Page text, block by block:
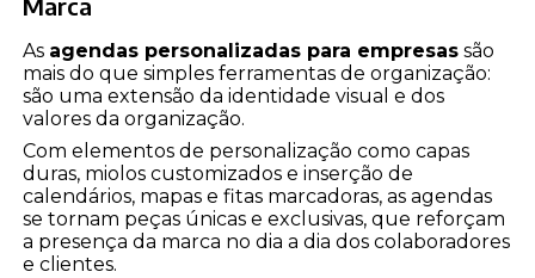
As agendas personalizadas para empresas são
mais do que simples ferramentas de organização:
são uma extensão da identidade visual e dos
valores da organização.
Com elementos de personalização como capas
duras, miolos customizados e inserção de
calendários, mapas e fitas marcadoras, as agendas
se tornam peças únicas e exclusivas, que reforçam
a presença da marca no dia a dia dos colaboradores
e clientes.